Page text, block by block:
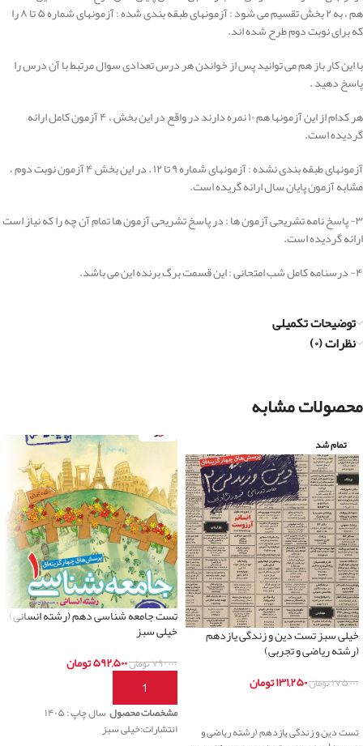
هم ، به ۲ بخش تقسیم می شود : آزمونهای طبقه بندی شده : آزمونهای شماره ۵ تا ۸ را
که برای نوبت دوم طرح شده اند.
با این کار باز هم می توانید پس از خواندن هر درس تعدادی سوال مرتبط با آن درس را
پاسخ دهید .
هر کدام از این آزمونها هم ۱۰ نمره دارند در واقع در این بخش ، ۴ آزمون کامل ارائه
گردیده است.
آزمونهای طبقه بندی نشده : آزمونهای شماره ۹ تا ۱۲ . در این بخش ۴ آزمون نوبت دوم ،
مشابه آزمون پایان سال ارائه گریده است.
۳- پاسخ نامه تشریحی آزمون ها : در پاسخ تشریحی آزمون ها تمام آن چه را که نیاز است
ارائه گردیده است.
۴- درسنامه کامل شب امتحانی : این قسمت برگ برنده این می باشد.
توضیحات تکمیلی
نظرات (۰)
محصولات مشابه
تمام شد
خیلی سبز تست دین و زندگی یازدهم
(رشته ریاضی و تجربی)
۱۷۵,۰۰۰تومان۱۳۱,۲۵۰تومان
تست دین و زندگی یازدهم (رشته ریاضی و
تست جامعه شناسی دهم (رشته انسانی)
خیلی سبز
۷۹۰,۰۰۰تومان۵۹۲,۵۰۰تومان
افزودن به سبد خرید
مشخصات محصول
سال چاپ : ۱۴۰۵
انتشارات:خیلی سبز